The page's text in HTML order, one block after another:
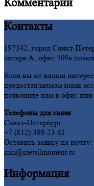
Комментарии
Контакты
197342, город Санкт-
литера А, офис 509а
Если вы не нашли
предоставляемом нами
позвоните нам в офис
Телефоны для связи
Санкт-Петербург:
+7 (812) 389-23-81
Оставить заявку на почту:
mm@metallmoment.ru
Информация